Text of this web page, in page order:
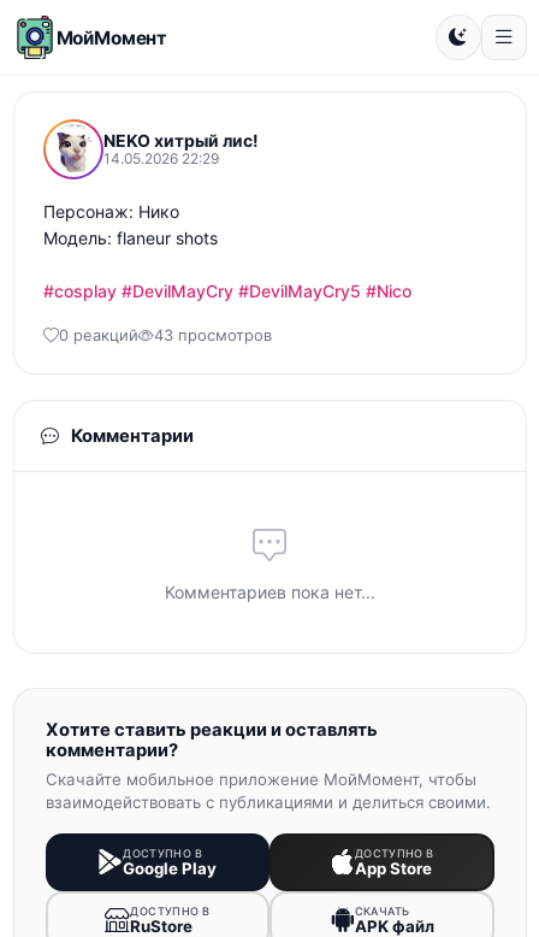
МойМомент
NEKO хитрый лис!
14.05.2026 22:29
Персонаж: Нико
Модель: flaneur shots
#cosplay #DevilMayCry #DevilMayCry5 #Nico
0 реакций 43 просмотров
Комментарии
Комментариев пока нет...
Хотите ставить реакции и оставлять
комментарии?
Скачайте мобильное приложение МойМомент, чтобы
взаимодействовать с публикациями и делиться своими.
ДОСТУПНО В
Google Play
ДОСТУПНО В
App Store
ДОСТУПНО В
RuStore
СКАЧАТЬ
APK файл